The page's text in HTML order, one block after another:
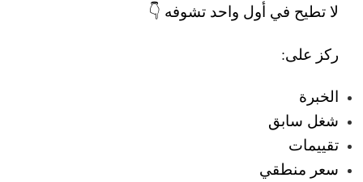
لا تطيح في أول واحد تشوفه 👇
ركز على:
الخبرة
شغل سابق
تقييمات
سعر منطقي